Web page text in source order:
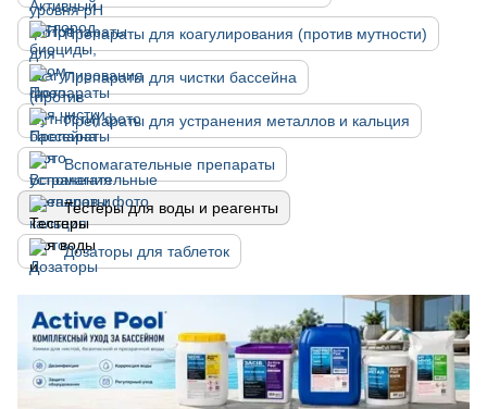
Препараты для коагулирования (против мутности)
Препараты для чистки бассейна
Препараты для устранения металлов и кальция
Вспомагательные препараты
Тестеры для воды и реагенты
Дозаторы для таблеток